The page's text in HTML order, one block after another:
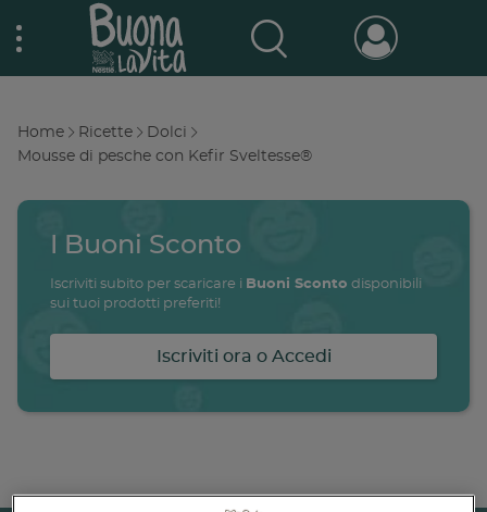
to
Nestlé Buona la vita
navigation
Buono a sapersi
Ricette
Primi piatti
Buoni sconto
Breadcrumb
Home Ricette
Dolci
Mousse di pesche con Kefir Sveltesse®
I Buoni Sconto
Iscriviti subito per scaricare i Buoni Sconto disponibili
sui tuoi prodotti preferiti!
Iscriviti ora o Accedi